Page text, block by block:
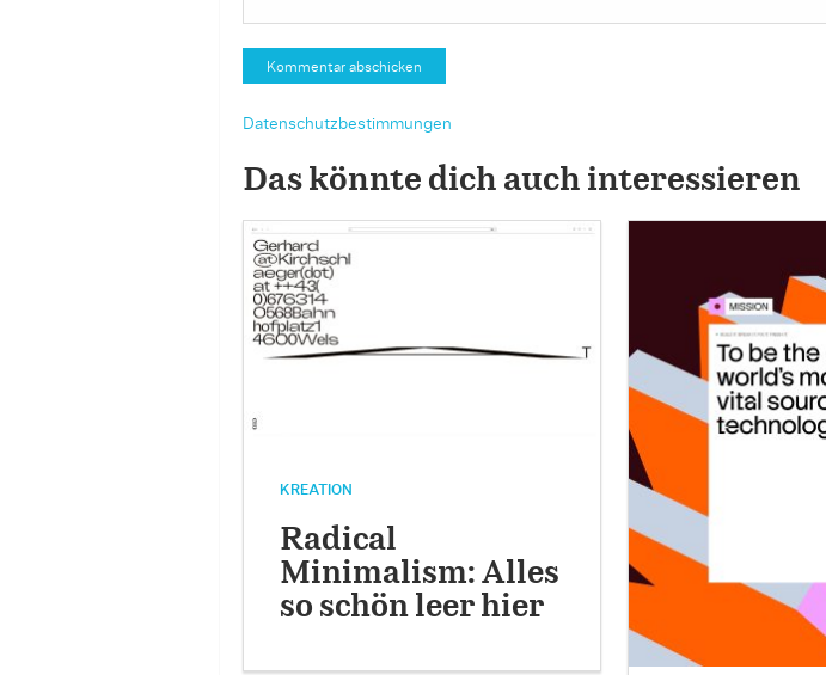
Datenschutzbestimmungen
Das könnte dich auch interessieren
KREATION
Radical
Minimalism: Alles
so schön leer hier